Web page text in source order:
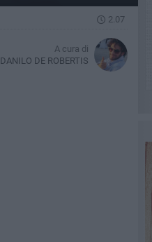
2.07
A cura di
DANILO DE ROBERTIS